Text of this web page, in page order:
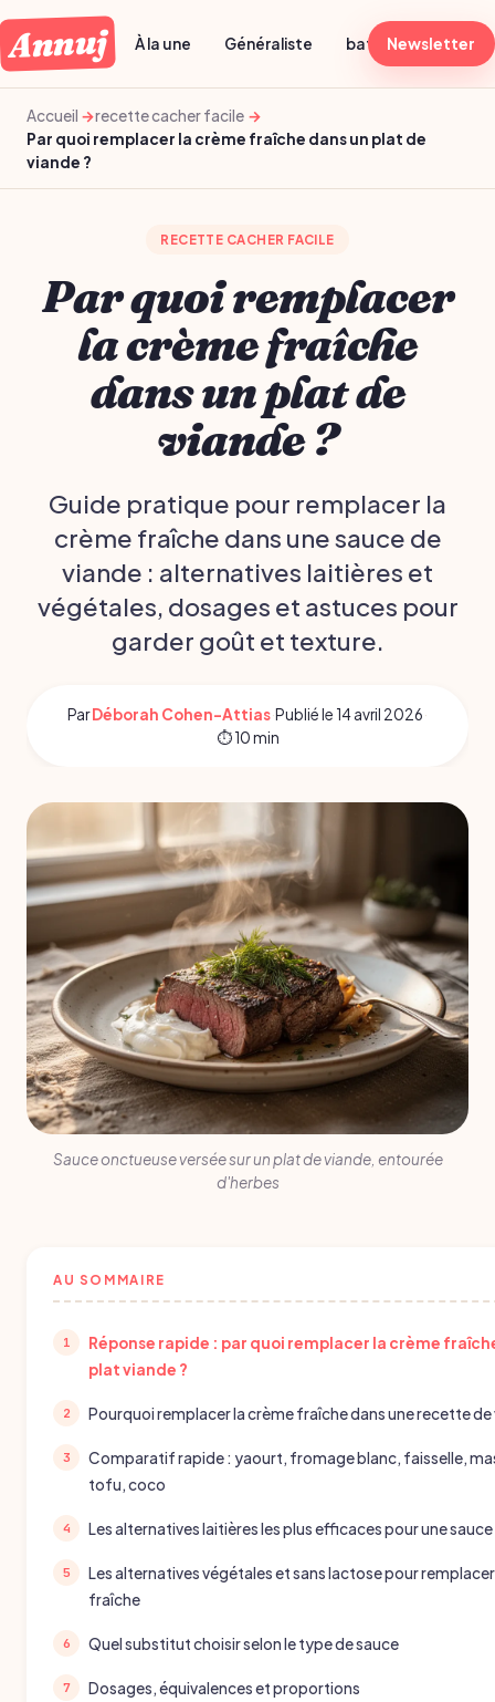
Annuj À la une Généraliste batch cooking
Newsletter
Accueil
recette cacher facile
Par quoi remplacer la crème fraîche dans un plat de
viande ?
RECETTE CACHER FACILE
Par quoi remplacer
la crème fraîche
dans un plat de
viande ?
Guide pratique pour remplacer la
crème fraîche dans une sauce de
viande : alternatives laitières et
végétales, dosages et astuces pour
garder goût et texture.
ParDéborah Cohen-Attias·Publié le 14 avril 2026·
⏱ 10 min
Sauce onctueuse versée sur un plat de viande, entourée
d'herbes
AU SOMMAIRE
Réponse rapide : par quoi remplacer la crème
plat viande ?
Pourquoi remplacer la crème fraîche dans une recette de
Comparatif rapide : yaourt, fromage blanc, faisselle,
tofu, coco
Les alternatives laitières les plus efficaces pour une
Les alternatives végétales et sans lactose pour
fraîche
Quel substitut choisir selon le type de sauce
Dosages, équivalences et proportions